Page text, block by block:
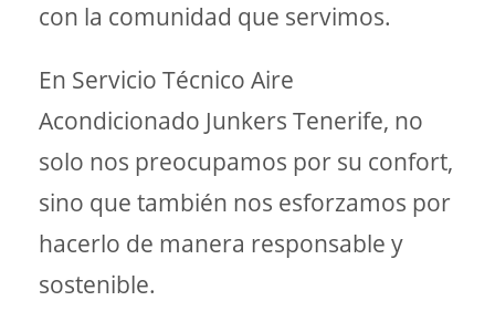
con la comunidad que servimos.
En Servicio Técnico Aire
Acondicionado Junkers Tenerife, no
solo nos preocupamos por su confort,
sino que también nos esforzamos por
hacerlo de manera responsable y
sostenible.